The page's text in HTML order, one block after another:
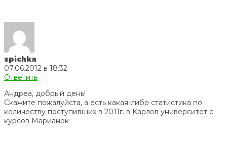
spichka
07.06.2012 в 18:32
Ответить
Андреа, добрый день!
Скажите пожалуйста, а есть какая-либо статистика по
количеству поступивших в 2011г. в Карлов университет с
курсов Марианок